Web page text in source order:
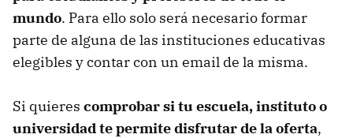
mundo. Para ello solo será necesario formar
parte de alguna de las instituciones educativas
elegibles y contar con un email de la misma.
Si quieres comprobar si tu escuela, instituto o
universidad te permite disfrutar de la oferta,